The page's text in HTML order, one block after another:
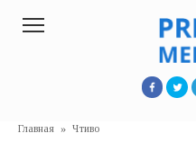
Главная » Чтиво